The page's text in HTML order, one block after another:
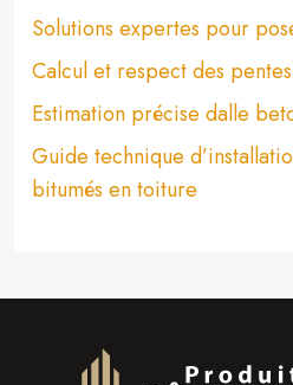
Solutions expertes pour
Calcul et respect des
Estimation précise dalle
Guide technique
bitumés en toiture